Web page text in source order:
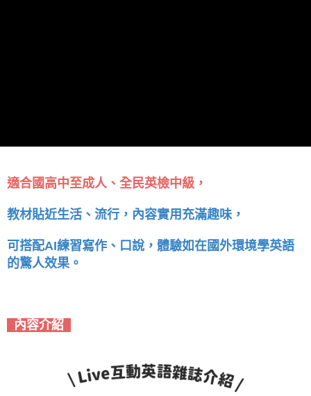
適合國高中至成人、全民英檢中級，
教材貼近生活、流行，內容實用充滿趣味，
可搭配AI練習寫作、口說，體驗如在國外環境學英語
的驚人效果。
內容介紹